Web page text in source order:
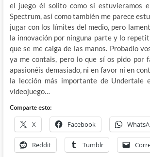
el juego él solito como si estuvieramos
Spectrum, así como también me parece
jugar con los límites del medio, pero
la innovación por ninguna parte y lo
que se me caiga de las manos. Probadlo
ya me contais, pero lo que sí os pido por
apasionéis demasiado, ni en favor ni en
la lección más importante de Undertale
videojuego…
Comparte esto:
X Facebook
Reddit Tumblr